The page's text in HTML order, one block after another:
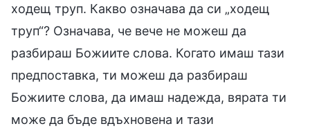
ходещ труп. Какво означава да си „ходещ
труп“? Означава, че вече не можеш да
разбираш Божиите слова. Когато имаш тази
предпоставка, ти можеш да разбираш
Божиите слова, да имаш надежда, вярата ти
може да бъде вдъхновена и тази